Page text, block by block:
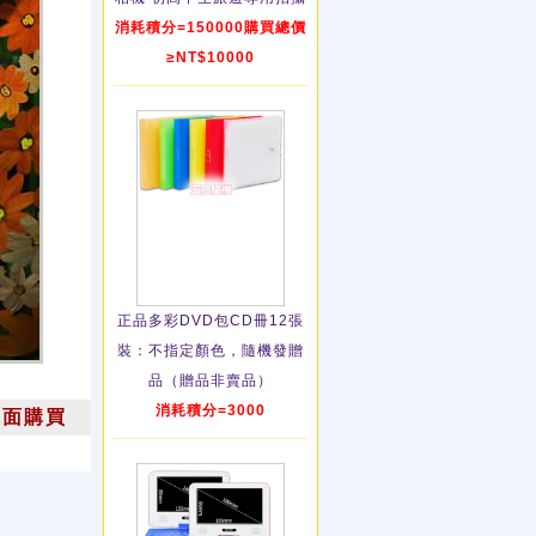
購買
消耗積分=150000購買總價
≥NT$10000
正品多彩DVD包CD冊12張
裝：不指定顏色，隨機發贈
品（贈品非賣品）
消耗積分=3000